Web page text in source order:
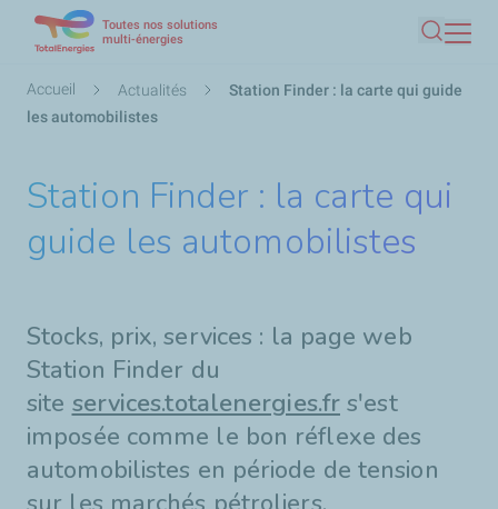
contenu
Toutes nos solutions
multi-énergies
Fil
d'Ariane
Accueil Actualités
Station Finder : la carte qui guide
les automobilistes
Station Finder : la carte qui
guide les automobilistes
Stocks, prix, services : la page web
Station Finder du
site services.totalenergies.fr s'est
imposée comme le bon réflexe des
automobilistes en période de tension